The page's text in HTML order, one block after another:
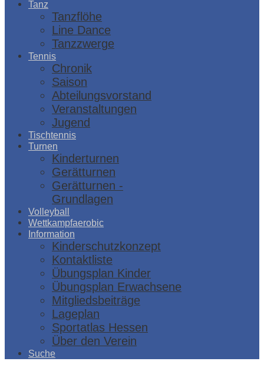
Tanz
Tanzflöhe
Line Dance
Tanzzwerge
Tennis
Chronik
Saison
Abteilungsvorstand
Veranstaltungen
Jugend
Tischtennis
Turnen
Kinderturnen
Gerätturnen
Gerätturnen -
Grundlagen
Volleyball
Wettkampfaerobic
Information
Kinderschutzkonzept
Kontaktliste
Übungsplan Kinder
Übungsplan Erwachsene
Mitgliedsbeiträge
Lageplan
Sportatlas Hessen
Über den Verein
Suche